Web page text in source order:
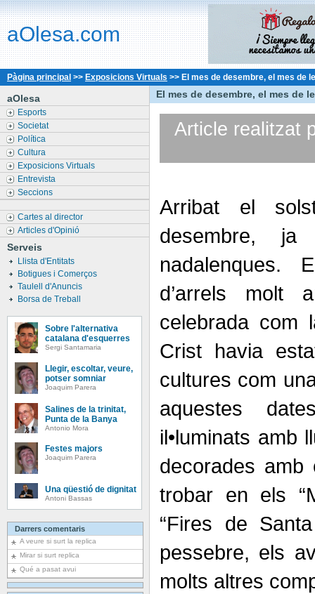
aOlesa.com
Pàgina principal >> Exposicions Virtuals >> El mes de desembre, el mes de
aOlesa
Esports
Societat
Política
Cultura
Exposicions Virtuals
Entrevista
Seccions
Cartes al director
Articles d'Opinió
Serveis
Llista d'Entitats
Botigues i Comerços
Taulell d'Anuncis
Borsa de Treball
Sobre l'alternativa
catalana d'esquerres
Sergi Santamaria
Llegir, escoltar, veure,
potser somniar
Joaquim Parera
Salines de la trinitat,
Punta de la Banya
Antonio Mora
Festes majors
Joaquim Parera
Una qüestió de dignitat
Antoni Bassas
Darrers comentaris
A veure si surt la replica
Mirar si surt replica
Qué a pasat avui
El mes de desembre, el mes de
Article realitzat
Arribat el
desembre,
d’arrels molt
celebrada com
Crist havia
cultures com
aquestes
il•luminats amb
decorades amb
trobar en els
“Fires de
pessebre, els
molts altres